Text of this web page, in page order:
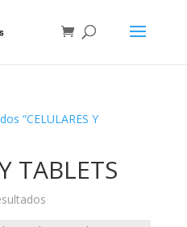
“CELULARES Y
TABLETS